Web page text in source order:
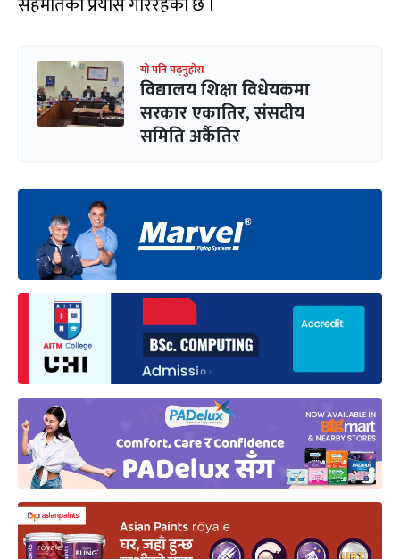
यो पनि पढ्नुहोस
विद्यालय शिक्षा विधेयकमा
सरकार एकातिर, संसदीय
समिति अर्कैतिर